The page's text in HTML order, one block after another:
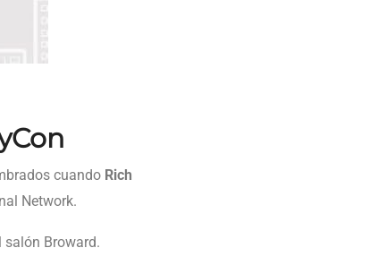
cuando Rich
Network.
salón Broward.